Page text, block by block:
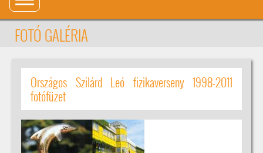
FOTÓ GALÉRIA
Országos Szilárd Leó fizikaverseny 1998-2011
fotófüzet